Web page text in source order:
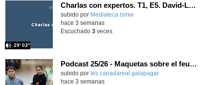
Charlas con expertos. T1, E5. David-Li Ilundáin Reviriego
subido por Mediateca ismie
29′ 03″
hace 3 semanas
Escuchado 3veces
Podcast 25/26 - Maquetas sobre el feudalismo
subido por Ies canadareal galapagar-
hace 3 semanas